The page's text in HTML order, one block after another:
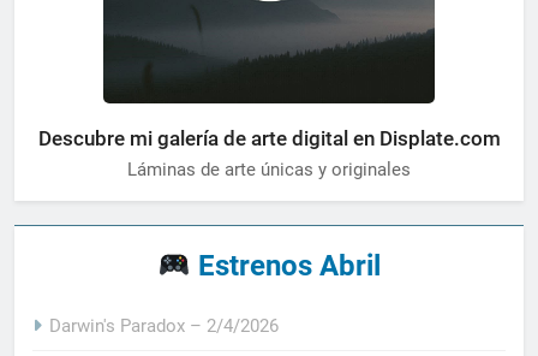
Descubre mi galería de arte digital en Displate.com
Láminas de arte únicas y originales
Estrenos Abril
Darwin's Paradox – 2/4/2026